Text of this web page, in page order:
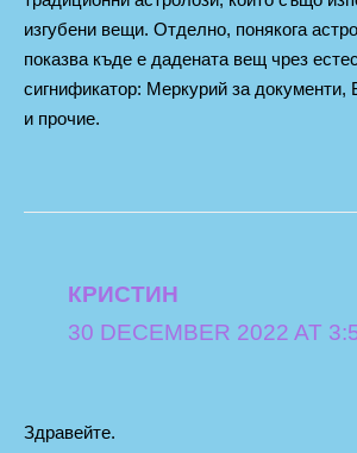
изгубени вещи. Отделно, понякога
показва къде е дадената вещ чрез
сигнификатор: Меркурий за документи,
и прочие.
КРИСТИН
30 DECEMBER 2022 AT
Здравейте.